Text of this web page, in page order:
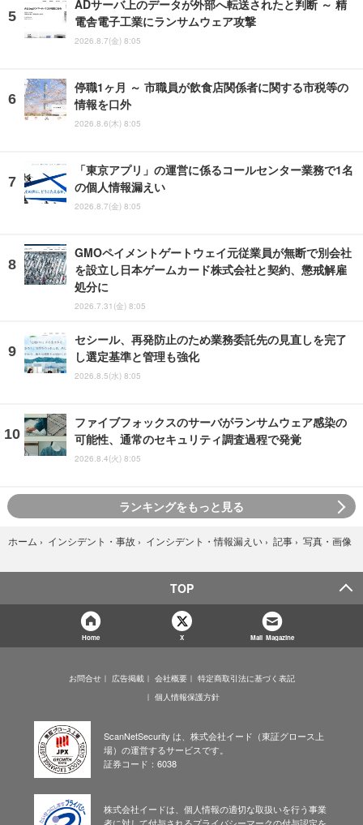
ADサーバ上のデータが外部へ転送されたと判断 ～ 精
電舎電子工業にランサムウェア攻撃
2026.8.7(金) 8:05
停職1ヶ月 ～ 市職員が飲食店関係者に関する市税等の
情報を口外
2026.8.6(木) 8:05
「東京アプリ」の運営に係るコールセンター業務で1名
の個人情報漏えい
2026.8.7(金) 8:05
GMOペイメントゲートウェイ元従業員が無断で別会社
を設立し日本ゲームカード株式会社と契約、懲戒解雇
処分に
2026.7.31(金) 8:05
セシール、再発防止のため業務委託先の見直しを完了
し選定基準と管理も強化
2026.8.5(水) 8:05
ファイブフォックスのサーバがランサムウェア感染の
可能性、通常のセキュリティ調査過程で発覚
2026.8.4(火) 8:05
ランキングをもっと見る
ホーム › インシデント・事故 › インシデント・情報漏えい › 記事 › 写真・画像
TOP
Home X Mail Magazine
お問合せ 広告掲載 会社概要
特定商取引法に基づく表記
個人情報保護方針
ScanNetSecurity は、株式会社イード（東証グロース上
場）の運営するサービスです。
証券コード：6038
株式会社イードは、個人情報の適切な取扱いを行う事業